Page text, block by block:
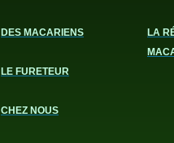
DES MACARIENS
LE FURETEUR
CHEZ NOUS
LA